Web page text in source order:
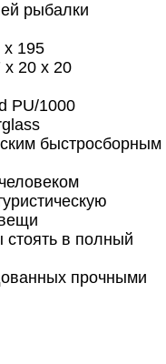
рыбалки
х 195
20 х 20
PU/1000
быстросборным
стоять в полный
прочными